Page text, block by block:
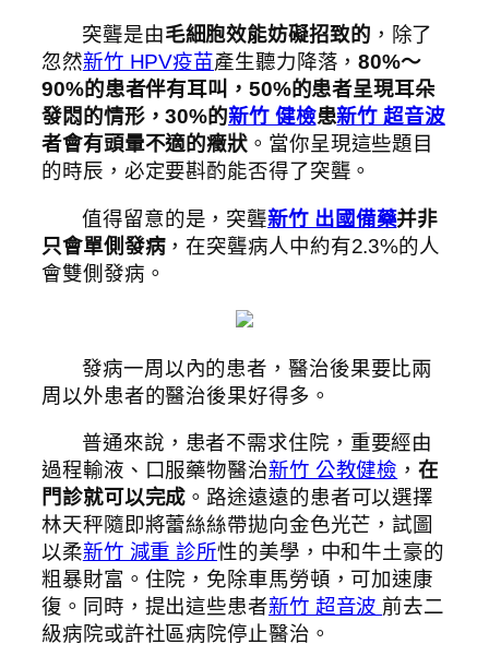
突聾是由毛細胞效能妨礙招致的 ，除了
忽然新竹 HPV疫苗產生聽力降落，80%～
90%的患者伴有耳叫，50%的患者呈現耳朵
發悶的情形，30%的新竹 健檢患新竹 超音波
者會有頭暈不適的癥狀 。當你呈現這些題目
的時辰，必定要斟酌能否得了突聾。
值得留意的是，突聾新竹 出國備藥并非
只會單側發病，在突聾病人中約有2.3%的人
會雙側發病。
發病一周以內的患者，醫治後果要比兩
周以外患者的醫治後果好得多。
普通來說，患者不需求住院，重要經由
過程輸液、口服藥物醫治新竹 公教健檢 ，在
門診就可以完成 。路途遠遠的患者可以選擇
林天秤隨即將蕾絲絲帶拋向金色光芒，試圖
以柔新竹 減重 診所性的美學，中和牛土豪的
粗暴財富。住院，免除車馬勞頓，可加速康
復。同時，提出這些患者新竹 超音波 前去二
級病院或許社區病院停止醫治。